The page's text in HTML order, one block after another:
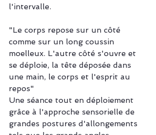
l'intervalle.
"Le corps repose sur un côté
comme sur un long coussin
moelleux. L'autre côté s'ouvre et
se déploie, la tête déposée dans
une main, le corps et l'esprit au
repos"
Une séance tout en déploiement
grâce à l'approche sensorielle de
grandes postures d'allongements